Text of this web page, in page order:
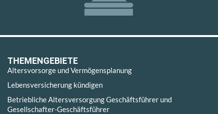
THEMENGEBIETE
Altersvorsorge und Vermögensplanung
Lebensversicherung kündigen
Betriebliche Altersversorgung Geschäftsführer und
Gesellschafter-Geschäftsführer